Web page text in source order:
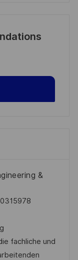
&
fachliche und